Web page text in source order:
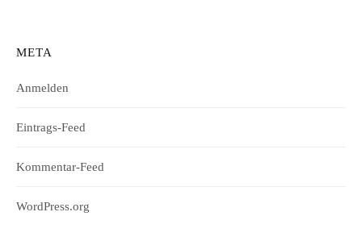
META
Anmelden
Eintrags-Feed
Kommentar-Feed
WordPress.org